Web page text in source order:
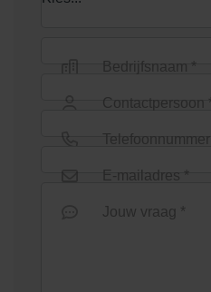
Bedrijfsnaam *
Contactpersoon *
Telefoonnummer
E-mailadres *
Jouw vraag *